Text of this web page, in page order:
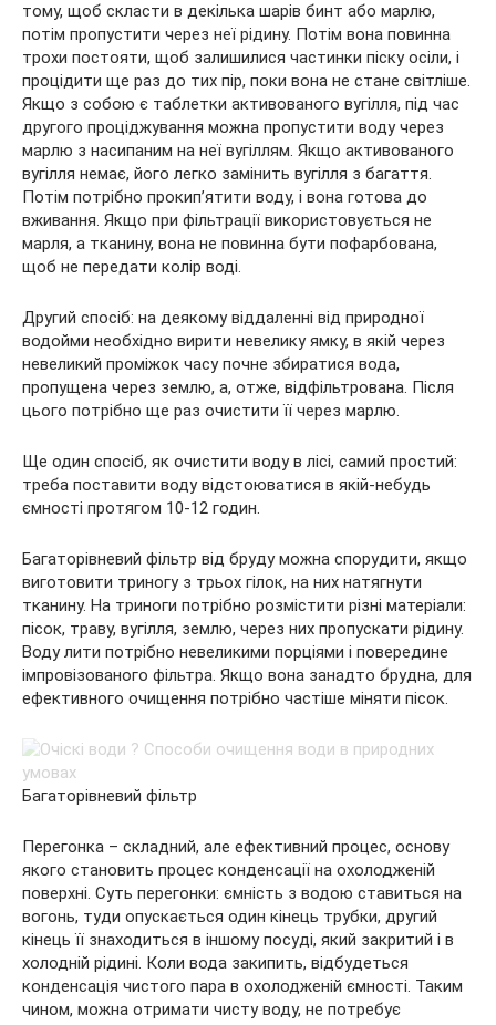
тому, щоб скласти в декілька шарів бинт або марлю,
потім пропустити через неї рідину. Потім вона повинна
трохи постояти, щоб залишилися частинки піску осіли, і
процідити ще раз до тих пір, поки вона не стане світліше.
Якщо з собою є таблетки активованого вугілля, під час
другого проціджування можна пропустити воду через
марлю з насипаним на неї вугіллям. Якщо активованого
вугілля немає, його легко замінить вугілля з багаття.
Потім потрібно прокип’ятити воду, і вона готова до
вживання. Якщо при фільтрації використовується не
марля, а тканину, вона не повинна бути пофарбована,
щоб не передати колір воді.
Другий спосіб: на деякому віддаленні від природної
водойми необхідно вирити невелику ямку, в якій через
невеликий проміжок часу почне збиратися вода,
пропущена через землю, а, отже, відфільтрована. Після
цього потрібно ще раз очистити її через марлю.
Ще один спосіб, як очистити воду в лісі, самий простий:
треба поставити воду відстоюватися в якій-небудь
ємності протягом 10-12 годин.
Багаторівневий фільтр від бруду можна спорудити, якщо
виготовити триногу з трьох гілок, на них натягнути
тканину. На триноги потрібно розмістити різні матеріали:
пісок, траву, вугілля, землю, через них пропускати рідину.
Воду лити потрібно невеликими порціями і повередине
імпровізованого фільтра. Якщо вона занадто брудна, для
ефективного очищення потрібно частіше міняти пісок.
Багаторівневий фільтр
Перегонка – складний, але ефективний процес, основу
якого становить процес конденсації на охолодженій
поверхні. Суть перегонки: ємність з водою ставиться на
вогонь, туди опускається один кінець трубки, другий
кінець її знаходиться в іншому посуді, який закритий і в
холодній рідині. Коли вода закипить, відбудеться
конденсація чистого пара в охолодженій ємності. Таким
чином, можна отримати чисту воду, не потребує